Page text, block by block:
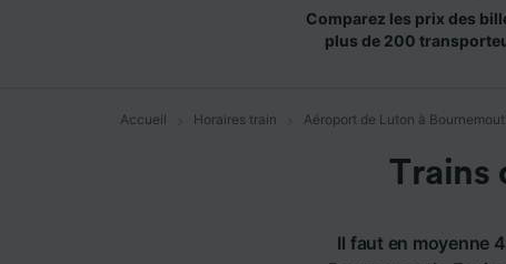
Comparez les prix des
plus de 200
Accueil Horaires train Aéroport de Luton à
Trains
Il faut en moyenne